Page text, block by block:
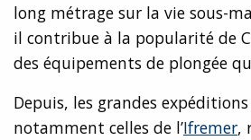
long métrage sur la vie sous-
il contribue à la popularité de
des équipements de plongée
Depuis, les grandes
notamment celles de l’Ifremer,